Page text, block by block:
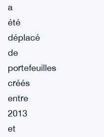
a
été
déplacé
de
portefeuilles
créés
entre
2013
et